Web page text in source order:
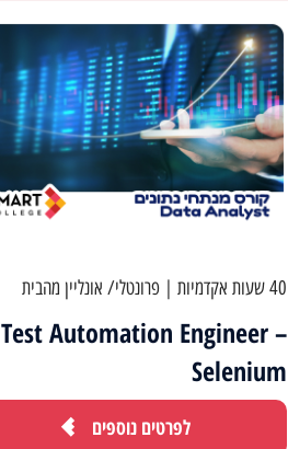
40 שעות אקדמיות |פרונטלי/ אונליין מהבית
Test Automation Engineer –
Selenium
לפרטים נוספים